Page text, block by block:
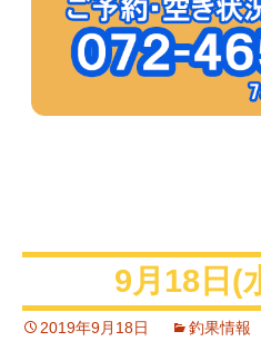
9月18日(
2019年9月18日 釣果情報